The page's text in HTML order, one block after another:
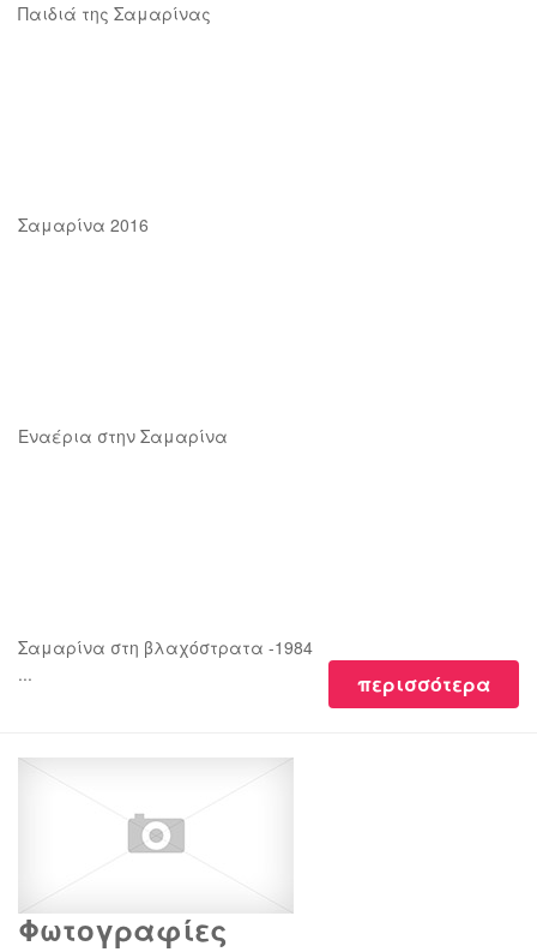
Παιδιά της Σαμαρίνας
Σαμαρίνα 2016
Εναέρια στην Σαμαρίνα
Σαμαρίνα στη βλαχόστρατα -1984
...
περισσότερα
Φωτογραφίες